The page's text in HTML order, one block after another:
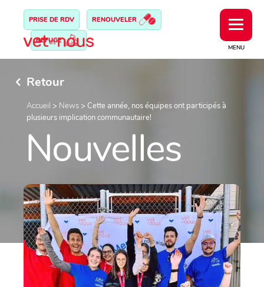
MENU
PRISE DE RDV RENOUVELER
REFUGE
Retour
Accueil > News > Cette année, nos équipes ont participés à
plusieurs implication communautaire!
Nouvelles